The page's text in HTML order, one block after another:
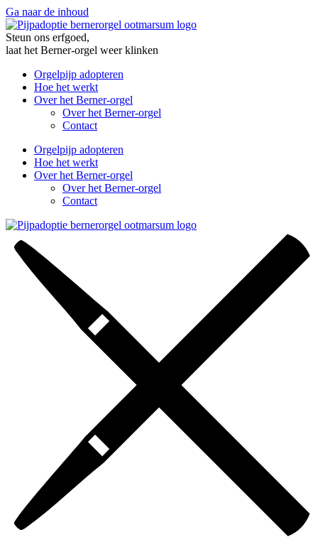
Ga naar de inhoud
Steun ons erfgoed,
laat het Berner-orgel weer klinken
Orgelpijp adopteren
Hoe het werkt
Over het Berner-orgel
Over het Berner-orgel
Contact
Orgelpijp adopteren
Hoe het werkt
Over het Berner-orgel
Over het Berner-orgel
Contact